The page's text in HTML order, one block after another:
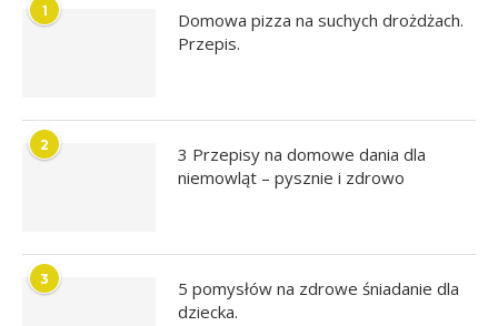
1
Domowa pizza na suchych drożdżach.
Przepis.
2
3 Przepisy na domowe dania dla
niemowląt – pysznie i zdrowo
3
5 pomysłów na zdrowe śniadanie dla
dziecka.